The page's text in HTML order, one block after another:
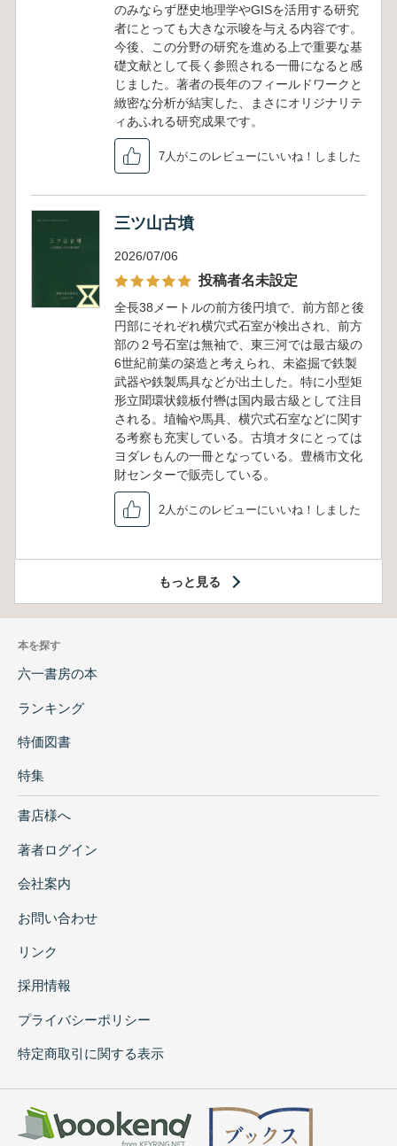
のみならず歴史地理学やGISを活用する研究
者にとっても大きな示唆を与える内容です。
今後、この分野の研究を進める上で重要な基
礎文献として長く参照される一冊になると感
じました。著者の長年のフィールドワークと
緻密な分析が結実した、まさにオリジナリテ
ィあふれる研究成果です。
7人がこのレビューにいいね！しました
三ツ山古墳
2026/07/06
投稿者名未設定
全長38メートルの前方後円墳で、前方部と後
円部にそれぞれ横穴式石室が検出され、前方
部の２号石室は無袖で、東三河では最古級の
6世紀前葉の築造と考えられ、未盗掘で鉄製
武器や鉄製馬具などが出土した。特に小型矩
形立聞環状鏡板付轡は国内最古級として注目
される。埴輪や馬具、横穴式石室などに関す
る考察も充実している。古墳オタにとっては
ヨダレもんの一冊となっている。豊橋市文化
財センターで販売している。
2人がこのレビューにいいね！しました
もっと見る
本を探す
六一書房の本
ランキング
特価図書
特集
書店様へ
著者ログイン
会社案内
お問い合わせ
リンク
採用情報
プライバシーポリシー
特定商取引に関する表示